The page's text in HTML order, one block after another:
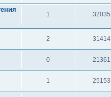
1 32035
2 31414
0 21361
1 25153